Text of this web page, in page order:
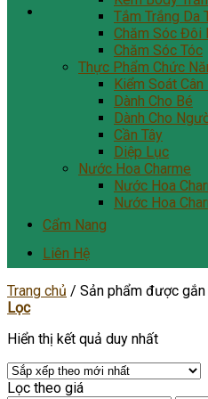
Tắm Trắng Da
Chăm Sóc Đôi
Chăm Sóc Tóc
Thực Phẩm Chức
Kiểm Soát Cân
Dành Cho Bé
Dành Cho
Cần Tây
Diệp Lục
Nước Hoa Charme
Nước Hoa
Nước Hoa
Cẩm Nang
Liên Hệ
Trang chủ / Sản phẩm được gắn
Lọc
Hiển thị kết quả duy nhất
Lọc theo giá